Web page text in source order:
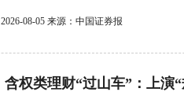
2026-08-05 来源：中国证券报
含权类理财“过山车”：上演